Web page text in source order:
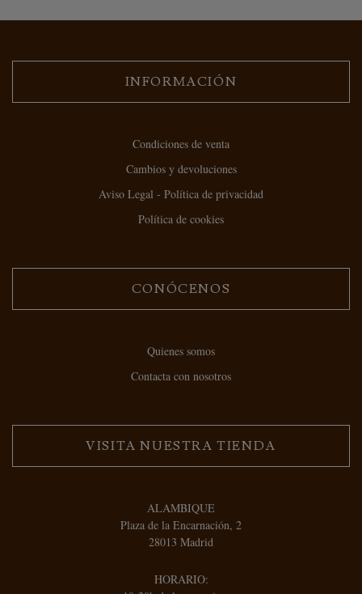
INFORMACIÓN
Condiciones de venta
Cambios y devoluciones
Aviso Legal - Política de privacidad
Política de cookies
CONÓCENOS
Quienes somos
Contacta con nosotros
VISITA NUESTRA TIENDA
ALAMBIQUE
Plaza de la Encarnación, 2
28013 Madrid
HORARIO: